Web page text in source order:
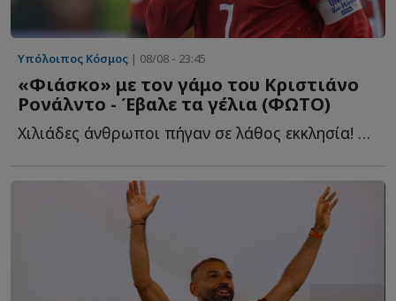
Υπόλοιπος Κόσμος | 08/08 - 23:45
«Φιάσκο» με τον γάμο του Κριστιάνο
Ρονάλντο - Έβαλε τα γέλια (ΦΩΤΟ)
Χιλιάδες άνθρωποι πήγαν σε λάθος εκκλησία! Σχολίασε κ...